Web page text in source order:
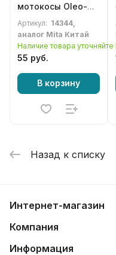
мотокосы Oleo-
Mac 36
Артикул: 14344,
аналог Mita Китай
Наличие товара уточняйте
55 руб.
В корзину
Назад к списку
Интернет-магазин
Компания
Информация